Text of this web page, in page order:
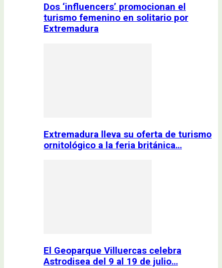
Dos ‘influencers’ promocionan el
turismo femenino en solitario por
Extremadura
Extremadura lleva su oferta de turismo
ornitológico a la feria británica…
El Geoparque Villuercas celebra
Astrodisea del 9 al 19 de julio…